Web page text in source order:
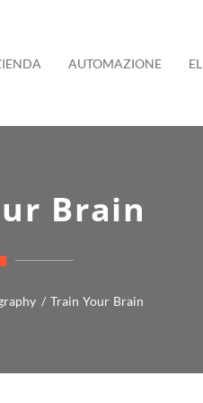
AUTOMAZIONE
Brain
/ Train Your Brain